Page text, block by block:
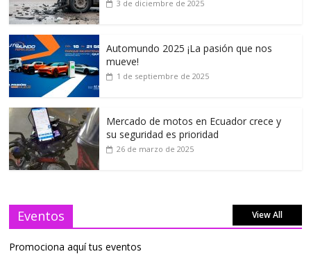
3 de diciembre de 2025
Automundo 2025 ¡La pasión que nos
mueve!
1 de septiembre de 2025
Mercado de motos en Ecuador crece y
su seguridad es prioridad
26 de marzo de 2025
Eventos View All
Promociona aquí tus eventos